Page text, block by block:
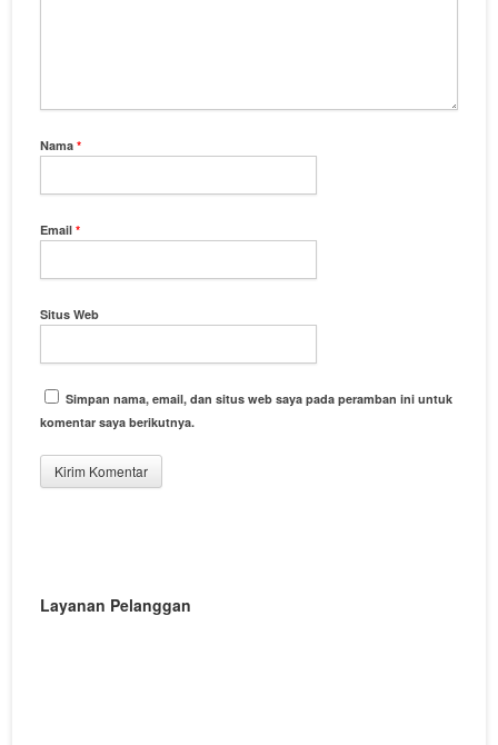
Nama*
Email*
Situs Web
Simpan nama, email, dan situs web saya pada peramban ini untuk
komentar saya berikutnya.
Layanan Pelanggan